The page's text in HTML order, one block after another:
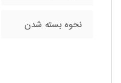
نحوه بسته شدن